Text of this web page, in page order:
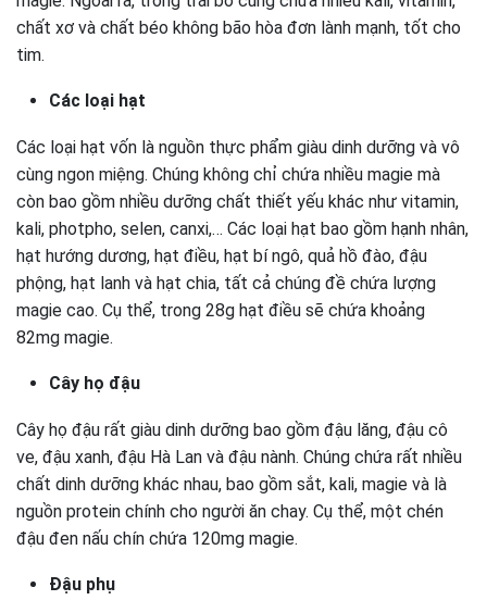
chất xơ và chất béo không bão hòa đơn lành mạnh, tốt cho
tim.
Các loại hạt
Các loại hạt vốn là nguồn thực phẩm giàu dinh dưỡng và vô
cùng ngon miệng. Chúng không chỉ chứa nhiều magie mà
còn bao gồm nhiều dưỡng chất thiết yếu khác như vitamin,
kali, photpho, selen, canxi,… Các loại hạt bao gồm hạnh nhân,
hạt hướng dương, hạt điều, hạt bí ngô, quả hồ đào, đậu
phộng, hạt lanh và hạt chia, tất cả chúng đề chứa lượng
magie cao. Cụ thể, trong 28g hạt điều sẽ chứa khoảng
82mg magie.
Cây họ đậu
Cây họ đậu rất giàu dinh dưỡng bao gồm đậu lăng, đậu cô
ve, đậu xanh, đậu Hà Lan và đậu nành. Chúng chứa rất nhiều
chất dinh dưỡng khác nhau, bao gồm sắt, kali, magie và là
nguồn protein chính cho người ăn chay. Cụ thể, một chén
đậu đen nấu chín chứa 120mg magie.
Đậu phụ